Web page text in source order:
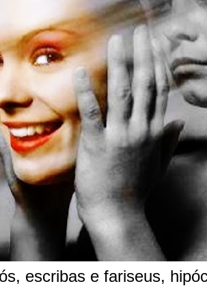
escribas e fariseus,